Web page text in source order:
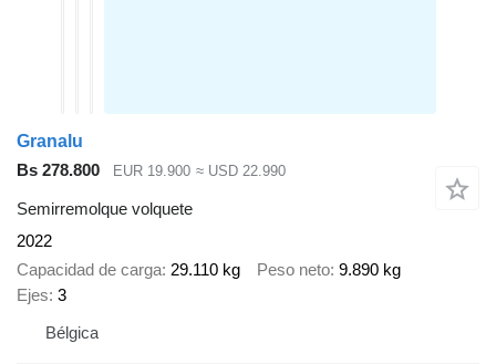
Granalu
Bs 278.800
EUR 19.900 ≈ USD 22.990
Semirremolque volquete
2022
Capacidad de carga 29.110 kg Peso neto 9.890 kg
Ejes 3
Bélgica